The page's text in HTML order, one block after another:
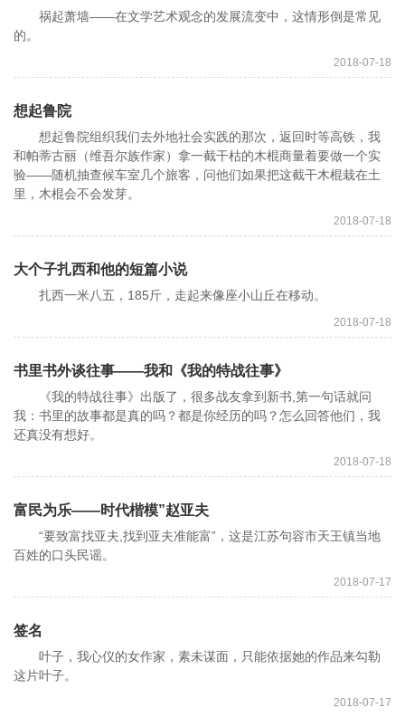
祸起萧墙——在文学艺术观念的发展流变中，这情形倒是常见
的。
2018-07-18
想起鲁院
想起鲁院组织我们去外地社会实践的那次，返回时等高铁，我
和帕蒂古丽（维吾尔族作家）拿一截干枯的木棍商量着要做一个实
验——随机抽查候车室几个旅客，问他们如果把这截干木棍栽在土
里，木棍会不会发芽。
2018-07-18
大个子扎西和他的短篇小说
扎西一米八五，185斤，走起来像座小山丘在移动。
2018-07-18
书里书外谈往事——我和《我的特战往事》
《我的特战往事》出版了，很多战友拿到新书,第一句话就问
我：书里的故事都是真的吗？都是你经历的吗？怎么回答他们，我
还真没有想好。
2018-07-18
富民为乐——时代楷模”赵亚夫
“要致富找亚夫,找到亚夫准能富”，这是江苏句容市天王镇当地
百姓的口头民谣。
2018-07-17
签名
叶子，我心仪的女作家，素未谋面，只能依据她的作品来勾勒
这片叶子。
2018-07-17